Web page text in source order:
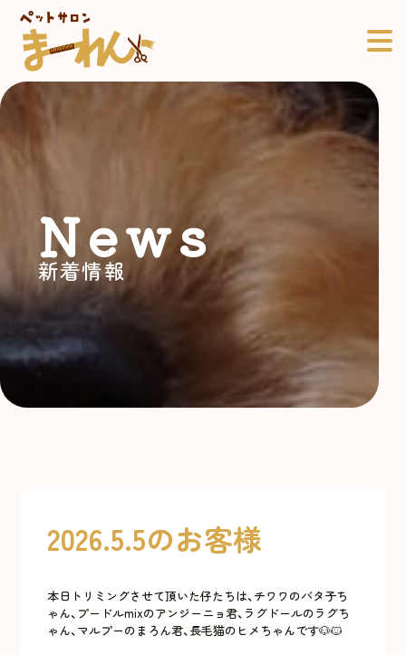
新着情報
News
2026.5.5のお客様
本日トリミングさせて頂いた仔たちは、チワワのバタ子ち
ゃん、プードルmixのアンジーニョ君、ラグドールのラグち
ゃん、マルプーのまろん君、長毛猫のヒメちゃんです🐶🐱